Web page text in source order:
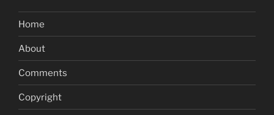
Home
About
Comments
Copyright